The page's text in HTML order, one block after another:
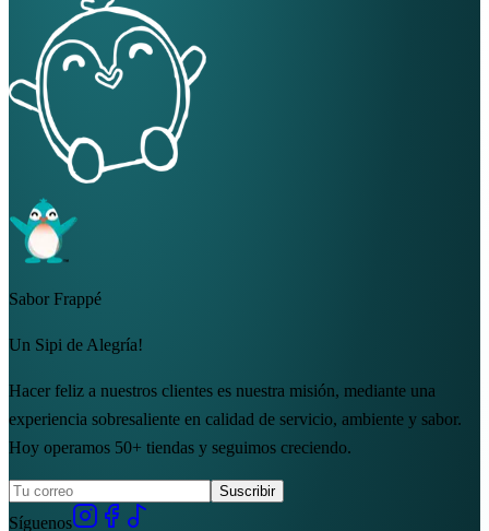
Sabor Frappé
Un Sipi de Alegría!
Hacer feliz a nuestros clientes es nuestra misión, mediante una
experiencia sobresaliente en calidad de servicio, ambiente y sabor.
Hoy operamos 50+ tiendas y seguimos creciendo.
Suscribir
Síguenos